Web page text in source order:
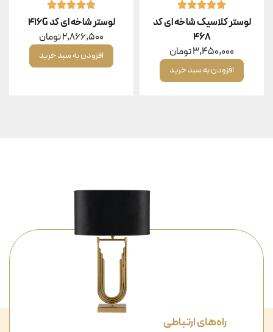
لوستر کلاسیک شاخه ای کد
۴۶۸
3,450,000تومان
افزودن به سبد خرید
لوستر شاخه ای کد 416G
2,866,500تومان
افزودن به سبد خرید
راه‌های ارتباطی